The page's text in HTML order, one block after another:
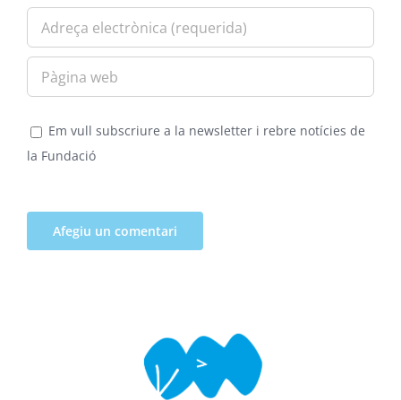
Em vull subscriure a la newsletter i rebre notícies de
la Fundació